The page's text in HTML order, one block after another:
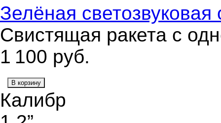
Зелёная светозвуковая
Свистящая ракета с
1 100 руб.
В корзину
Калибр